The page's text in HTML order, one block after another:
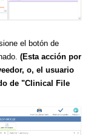
el botón de
(Esta acción por
o, el usuario
de "Clinical File